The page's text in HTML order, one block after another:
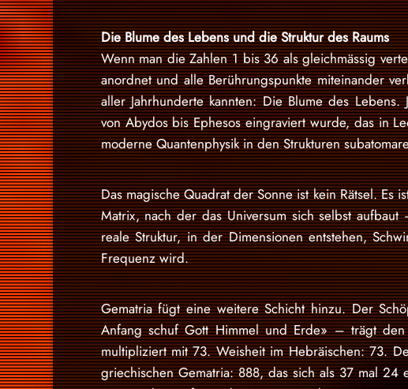
Die Blume des Lebens und die Struktur des Raums
Wenn man die Zahlen 1 bis 36 als gleichmässig
anordnet und alle Berührungspunkte miteinander
aller Jahrhunderte kannten: Die Blume des
von Abydos bis Ephesos eingraviert wurde, das in
moderne Quantenphysik in den Strukturen
Das magische Quadrat der Sonne ist kein Rätsel. Es
Matrix, nach der das Universum sich selbst
reale Struktur, in der Dimensionen entstehen,
Frequenz wird.
Gematria fügt eine weitere Schicht hinzu. Der
Anfang schuf Gott Himmel und Erde» – trägt
multipliziert mit 73. Weisheit im Hebräischen: 73.
griechischen Gematria: 888, das sich als 37 mal